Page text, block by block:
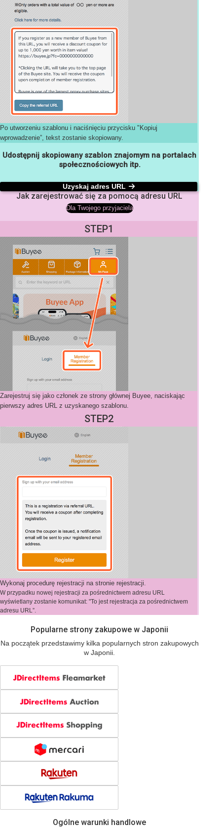
Po utworzeniu szablonu i naciśnięciu przycisku "Kopiuj
wprowadzenie”, tekst zostanie skopiowany.
Udostępnij skopiowany szablon znajomym na portalach
społecznościowych itp.
Uzyskaj adres URL
Jak zarejestrować się za pomocą adresu URL
Dla Twojego przyjaciela
STEP1
Zarejestruj się jako członek ze strony głównej Buyee, naciskając
pierwszy adres URL z uzyskanego szablonu.
STEP2
Wykonaj procedurę rejestracji na stronie rejestracji.
W przypadku nowej rejestracji za pośrednictwem adresu URL
wyświetlany zostanie komunikat: "To jest rejestracja za pośrednictwem
adresu URL”.
Popularne strony zakupowe w Japonii
Na początek przedstawimy kilka popularnych stron zakupowych
w Japonii.
Ogólne warunki handlowe